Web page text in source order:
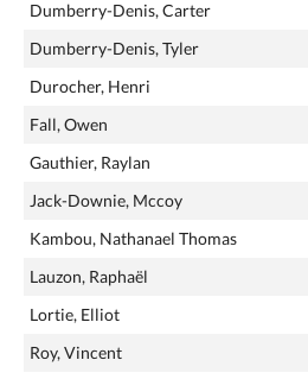
Dumberry-Denis, Carter
Dumberry-Denis, Tyler
Durocher, Henri
Fall, Owen
Gauthier, Raylan
Jack-Downie, Mccoy
Kambou, Nathanael Thomas
Lauzon, Raphaël
Lortie, Elliot
Roy, Vincent